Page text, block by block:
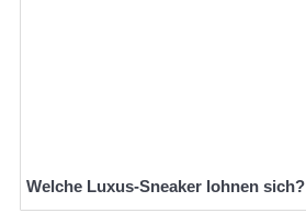
Welche Luxus-Sneaker lohnen sich?